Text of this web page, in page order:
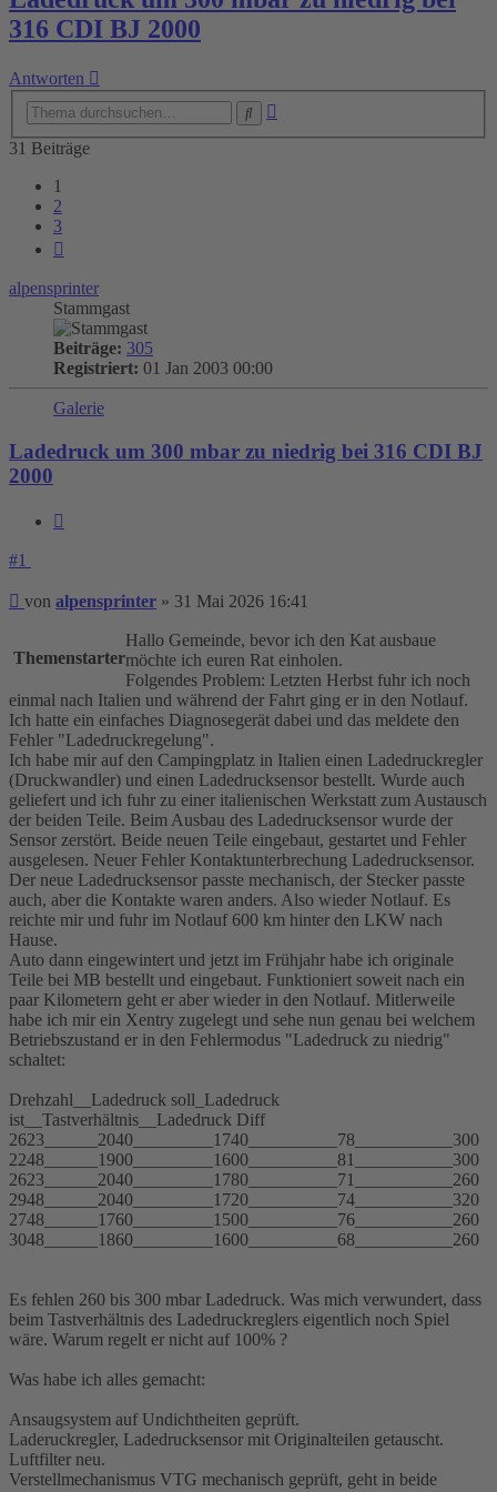
316 CDI BJ 2000
Antworten
31 Beiträge
1
2
3
alpensprinter
Stammgast
Beiträge: 305
Registriert: 01 Jan 2003 00:00
Galerie
Ladedruck um 300 mbar zu niedrig bei 316 CDI BJ
2000
#1
Beitrag
von alpensprinter » 31 Mai 2026 16:41
Themenstarter
Hallo Gemeinde, bevor ich den Kat ausbaue
möchte ich euren Rat einholen.
Folgendes Problem: Letzten Herbst fuhr ich noch
einmal nach Italien und während der Fahrt ging er in den Notlauf.
Ich hatte ein einfaches Diagnosegerät dabei und das meldete den
Fehler "Ladedruckregelung".
Ich habe mir auf den Campingplatz in Italien einen Ladedruckregler
(Druckwandler) und einen Ladedrucksensor bestellt. Wurde auch
geliefert und ich fuhr zu einer italienischen Werkstatt zum Austausch
der beiden Teile. Beim Ausbau des Ladedrucksensor wurde der
Sensor zerstört. Beide neuen Teile eingebaut, gestartet und Fehler
ausgelesen. Neuer Fehler Kontaktunterbrechung Ladedrucksensor.
Der neue Ladedrucksensor passte mechanisch, der Stecker passte
auch, aber die Kontakte waren anders. Also wieder Notlauf. Es
reichte mir und fuhr im Notlauf 600 km hinter den LKW nach
Hause.
Auto dann eingewintert und jetzt im Frühjahr habe ich originale
Teile bei MB bestellt und eingebaut. Funktioniert soweit nach ein
paar Kilometern geht er aber wieder in den Notlauf. Mitlerweile
habe ich mir ein Xentry zugelegt und sehe nun genau bei welchem
Betriebszustand er in den Fehlermodus "Ladedruck zu niedrig"
schaltet:
Drehzahl__Ladedruck soll_Ladedruck
ist__Tastverhältnis__Ladedruck Diff
2623______2040_________1740__________78___________300
2248______1900_________1600__________81___________300
2623______2040_________1780__________71___________260
2948______2040_________1720__________74___________320
2748______1760_________1500__________76___________260
3048______1860_________1600__________68___________260
Es fehlen 260 bis 300 mbar Ladedruck. Was mich verwundert, dass
beim Tastverhältnis des Ladedruckreglers eigentlich noch Spiel
wäre. Warum regelt er nicht auf 100% ?
Was habe ich alles gemacht:
Ansaugsystem auf Undichtheiten geprüft.
Laderuckregler, Ladedrucksensor mit Originalteilen getauscht.
Luftfilter neu.
Verstellmechanismus VTG mechanisch geprüft, geht in beide